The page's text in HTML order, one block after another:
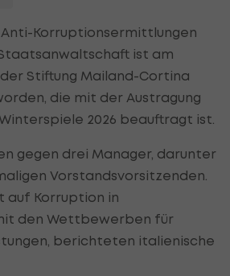
Anti-Korruptionsermittlungen
ist am
Stiftung Mailand-Cortina
die mit der Austragung
2026 beauftragt ist.
gegen drei Manager, darunter
Vorstandsvorsitzenden.
auf Korruption in
den Wettbewerben für
berichteten italienische